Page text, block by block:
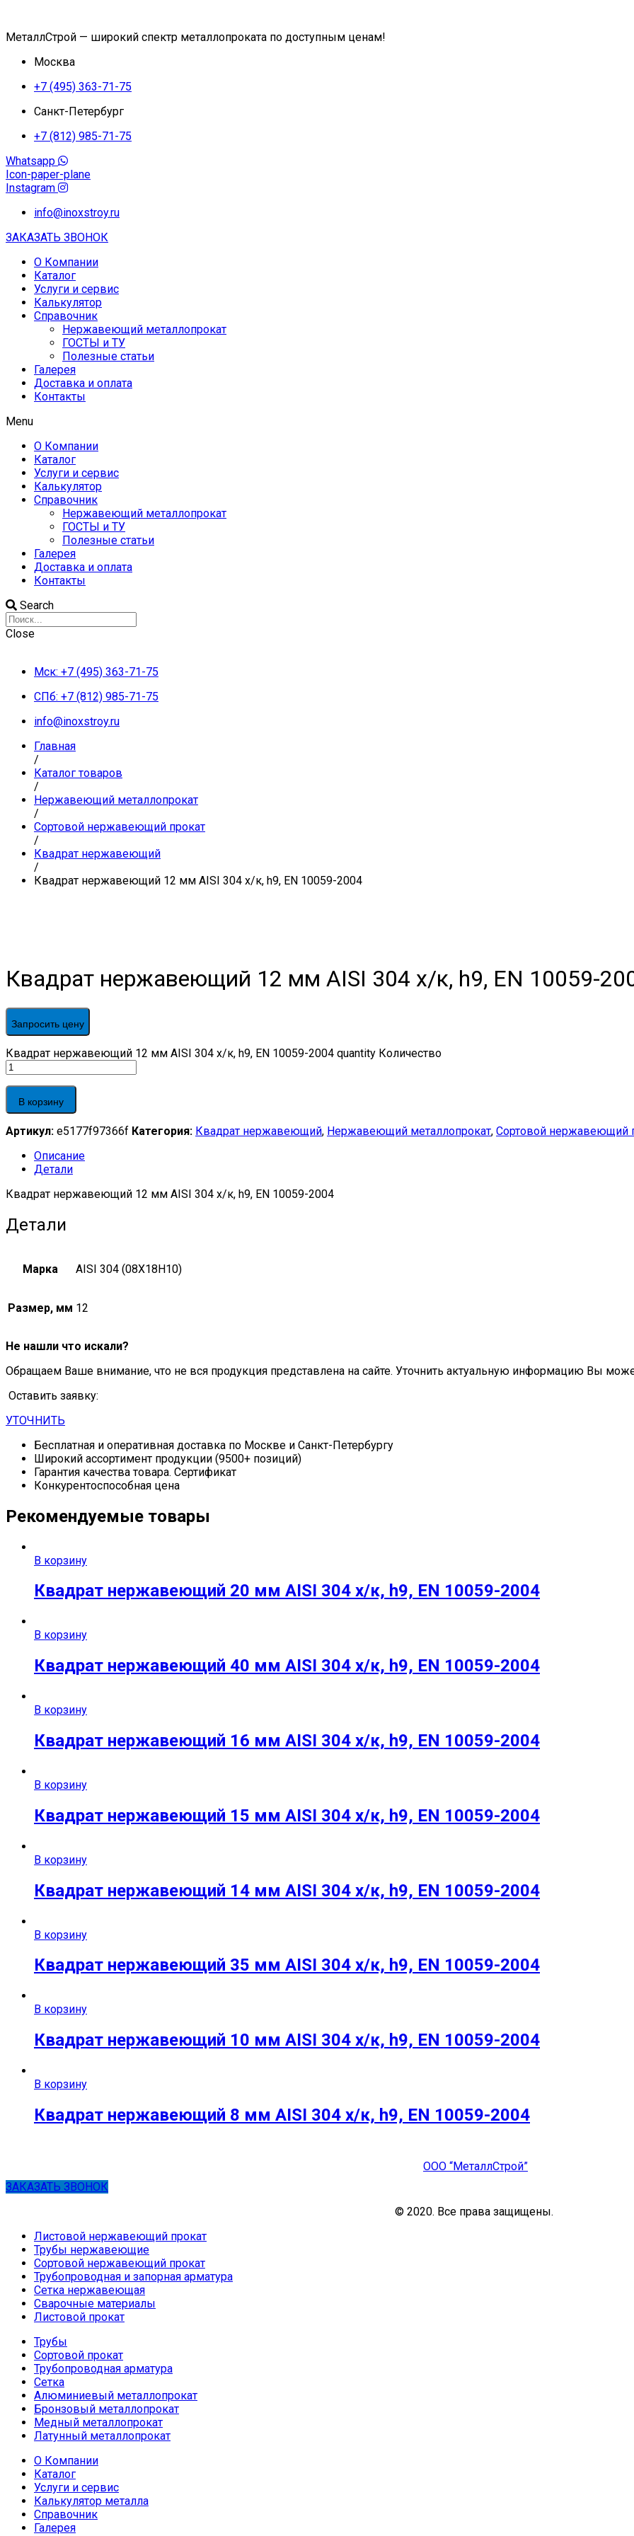
МеталлСтрой — широкий спектр металлопроката по доступным ценам!
Москва
+7 (495) 363-71-75
Санкт-Петербург
+7 (812) 985-71-75
Whatsapp
Icon-paper-plane
Instagram
info@inoxstroy.ru
ЗАКАЗАТЬ ЗВОНОК
О Компании
Каталог
Услуги и сервис
Калькулятор
Справочник
Нержавеющий металлопрокат
ГОСТЫ и ТУ
Полезные статьи
Галерея
Доставка и оплата
Контакты
Menu
О Компании
Каталог
Услуги и сервис
Калькулятор
Справочник
Нержавеющий металлопрокат
ГОСТЫ и ТУ
Полезные статьи
Галерея
Доставка и оплата
Контакты
Search
Close
Мск: +7 (495) 363-71-75
СПб: +7 (812) 985-71-75
info@inoxstroy.ru
Главная
/
Каталог товаров
/
Нержавеющий металлопрокат
/
Сортовой нержавеющий прокат
/
Квадрат нержавеющий
/
Квадрат нержавеющий 12 мм AISI 304 х/к, h9, EN 10059-2004
Квадрат нержавеющий 12 мм AISI 304 х/к, h9, EN 10059-
Запросить цену
Квадрат нержавеющий 12 мм AISI 304 х/к, h9, EN 10059-2004 quantity Количество
В корзину
Артикул: e5177f97366f Категория: Квадрат нержавеющий, Нержавеющий металлопрокат, Сортовой нержавеющий
Описание
Детали
Квадрат нержавеющий 12 мм AISI 304 х/к, h9, EN 10059-2004
Детали
Марка AISI 304 (08Х18Н10)
Размер, мм 12
Не нашли что искали?
Обращаем Ваше внимание, что не вся продукция представлена на сайте. Уточнить актуальную информацию Вы
Оставить заявку:
УТОЧНИТЬ
Бесплатная и оперативная доставка по Москве и Санкт-Петербургу
Широкий ассортимент продукции (9500+ позиций)
Гарантия качества товара. Сертификат
Конкурентоспособная цена
Рекомендуемые товары
В корзину
Квадрат нержавеющий 20 мм AISI 304 х/к, h9, EN 10059-2004
В корзину
Квадрат нержавеющий 40 мм AISI 304 х/к, h9, EN 10059-2004
В корзину
Квадрат нержавеющий 16 мм AISI 304 х/к, h9, EN 10059-2004
В корзину
Квадрат нержавеющий 15 мм AISI 304 х/к, h9, EN 10059-2004
В корзину
Квадрат нержавеющий 14 мм AISI 304 х/к, h9, EN 10059-2004
В корзину
Квадрат нержавеющий 35 мм AISI 304 х/к, h9, EN 10059-2004
В корзину
Квадрат нержавеющий 10 мм AISI 304 х/к, h9, EN 10059-2004
В корзину
Квадрат нержавеющий 8 мм AISI 304 х/к, h9, EN 10059-2004
ООО “МеталлСтрой”
ЗАКАЗАТЬ ЗВОНОК
© 2020. Все права защищены.
Листовой нержавеющий прокат
Трубы нержавеющие
Сортовой нержавеющий прокат
Трубопроводная и запорная арматура
Сетка нержавеющая
Сварочные материалы
Листовой прокат
Трубы
Сортовой прокат
Трубопроводная арматура
Сетка
Алюминиевый металлопрокат
Бронзовый металлопрокат
Медный металлопрокат
Латунный металлопрокат
О Компании
Каталог
Услуги и сервис
Калькулятор металла
Справочник
Галерея